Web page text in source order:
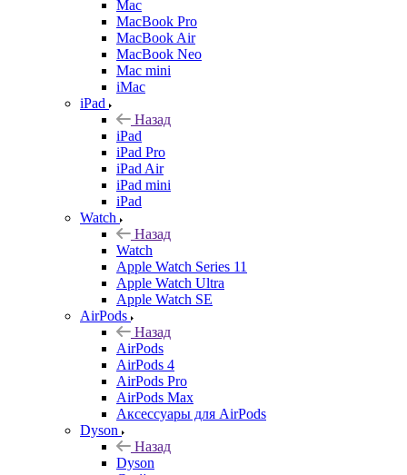
Mac
MacBook Pro
MacBook Air
MacBook Neo
Mac mini
iMac
iPad
Назад
iPad
iPad Pro
iPad Air
iPad mini
iPad
Watch
Назад
Watch
Apple Watch Series 11
Apple Watch Ultra
Apple Watch SE
AirPods
Назад
AirPods
AirPods 4
AirPods Pro
AirPods Max
Аксессуары для AirPods
Dyson
Назад
Dyson